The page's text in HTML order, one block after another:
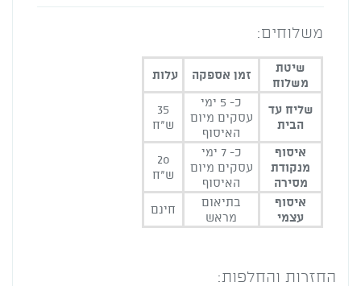
Water
משלוחים:
שיטת
משלוח
זמן אספקה עלות
שליח עד
הבית
כ- 5 ימי
עסקים מיום
האיסוף
35
ש"ח
איסוף
מנקודת
מסירה
כ- 7 ימי
עסקים מיום
האיסוף
20
ש"ח
איסוף
עצמי
בתיאום
מראש
חינם
החזרות והחלפות: